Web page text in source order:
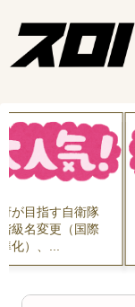
が目指す自衛隊
級名変更（国際
化）、...